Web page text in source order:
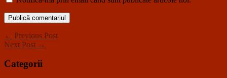
← Previous Post
Next Post →
Categorii